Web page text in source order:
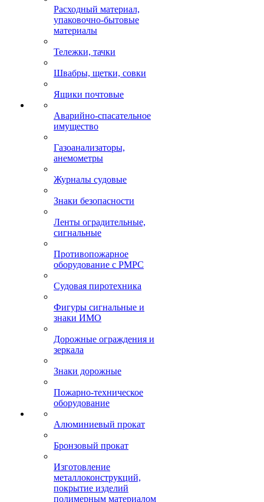
Расходный материал,
упаковочно-бытовые
материалы
Тележки, тачки
Швабры, щетки, совки
Ящики почтовые
Аварийно-спасательное
имущество
Газоанализаторы,
анемометры
Журналы судовые
Знаки безопасности
Ленты оградительные,
сигнальные
Противопожарное
оборудование с РМРС
Судовая пиротехника
Фигуры сигнальные и
знаки ИМО
Дорожные ограждения и
зеркала
Знаки дорожные
Пожарно-техническое
оборудование
Алюминиевый прокат
Бронзовый прокат
Изготовление
металлоконструкций,
покрытие изделий
полимерным материалом